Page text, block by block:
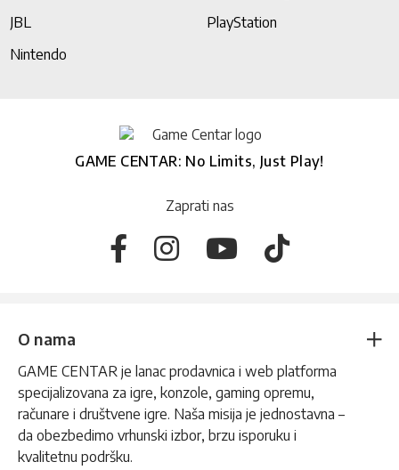
JBL
PlayStation
Nintendo
GAME CENTAR: No Limits, Just Play!
Zaprati nas
O nama
GAME CENTAR je lanac prodavnica i web platforma
specijalizovana za igre, konzole, gaming opremu,
računare i društvene igre. Naša misija je jednostavna –
da obezbedimo vrhunski izbor, brzu isporuku i
kvalitetnu podršku.